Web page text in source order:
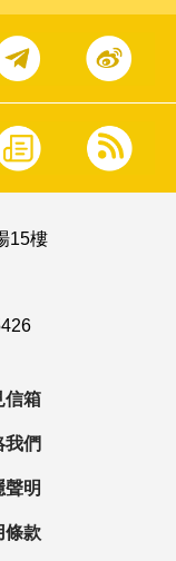
15樓
信箱
我們
聲明
條款